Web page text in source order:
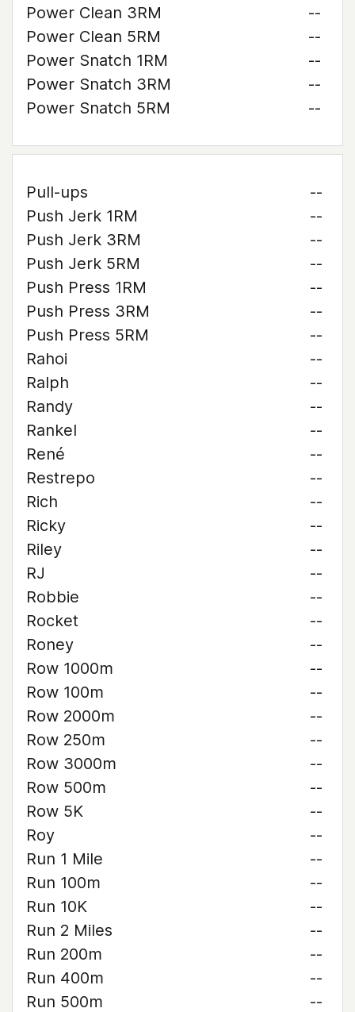
Power Clean 3RM
--
Power Clean 5RM
--
Power Snatch 1RM
--
Power Snatch 3RM
--
Power Snatch 5RM
--
Pull-ups
--
Push Jerk 1RM
--
Push Jerk 3RM
--
Push Jerk 5RM
--
Push Press 1RM
--
Push Press 3RM
--
Push Press 5RM
--
Rahoi
--
Ralph
--
Randy
--
Rankel
--
René
--
Restrepo
--
Rich
--
Ricky
--
Riley
--
RJ
--
Robbie
--
Rocket
--
Roney
--
Row 1000m
--
Row 100m
--
Row 2000m
--
Row 250m
--
Row 3000m
--
Row 500m
--
Row 5K
--
Roy
--
Run 1 Mile
--
Run 100m
--
Run 10K
--
Run 2 Miles
--
Run 200m
--
Run 400m
--
Run 500m
--